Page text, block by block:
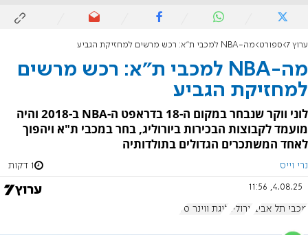
ערוץ 7 ספורט מה-NBA למכבי ת"א: רכש מרשים למחזיקת הגביע
מה-NBA למכבי ת"א: רכש מרשים
למחזיקת הגביע
לוני ווקר שנבחר במקום ה-18 בדראפט ה-NBA ב-2018 והיה
מועמד לקבוצות הבכירות ביורוליג, בחר במכבי ת"א ויהפוך
לאחד המשתכרים הגדולים בתולדותיה
נרי וייס 1 דקות
4.08.25, 11:56
מכבי תל אביב יורוליג ליגת ווינר סל